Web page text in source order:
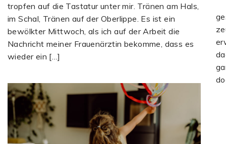
tropfen auf die Tastatur unter mir. Tränen am Hals,
im Schal, Tränen auf der Oberlippe. Es ist ein
bewölkter Mittwoch, als ich auf der Arbeit die
Nachricht meiner Frauenärztin bekomme, dass es
wieder ein […]